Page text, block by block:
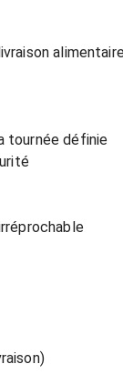
tournée définie